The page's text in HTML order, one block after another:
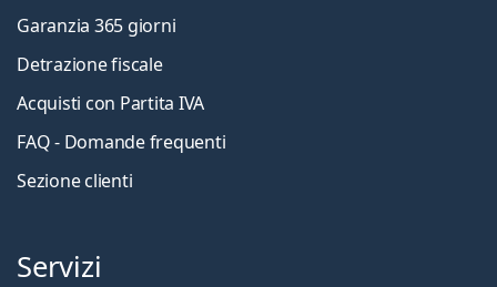
Garanzia 365 giorni
Detrazione fiscale
Acquisti con Partita IVA
FAQ - Domande frequenti
Sezione clienti
Servizi